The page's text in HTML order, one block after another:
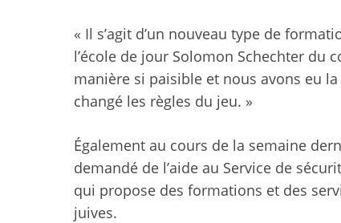
« Il s’agit d’un nouveau type de
l’école de jour Solomon Schechter du
manière si paisible et nous avons eu
changé les règles du jeu. »
Également au cours de la semaine
demandé de l’aide au Service de
qui propose des formations et des
juives.